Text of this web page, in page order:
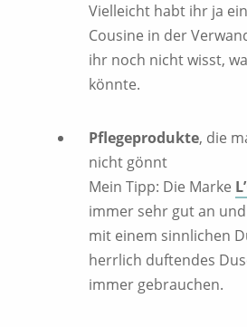
Vielleicht habt ihr ja
Cousine in der
ihr noch nicht wisst,
könnte.
Pflegeprodukte, die
nicht gönnt
Mein Tipp: Die Marke
immer sehr gut an
mit einem sinnlichen
herrlich duftendes
immer gebrauchen.